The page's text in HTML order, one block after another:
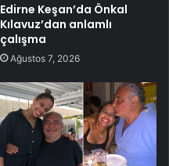
Edirne Keşan’da Önkal
Kılavuz’dan anlamlı
çalışma
Ağustos 7, 2026